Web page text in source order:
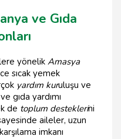
ve Gıda
yönelik Amasya
sıcak yemek
yardım kuruluşu ve
gıda yardımı
de toplum desteklerini
aileler, uzun
imkanı